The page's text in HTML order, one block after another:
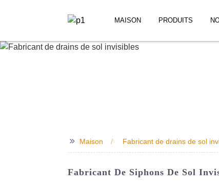
MAISON PRODUITS
>> Maison Fabricant de drains de sol
Fabricant De Siphons De Sol